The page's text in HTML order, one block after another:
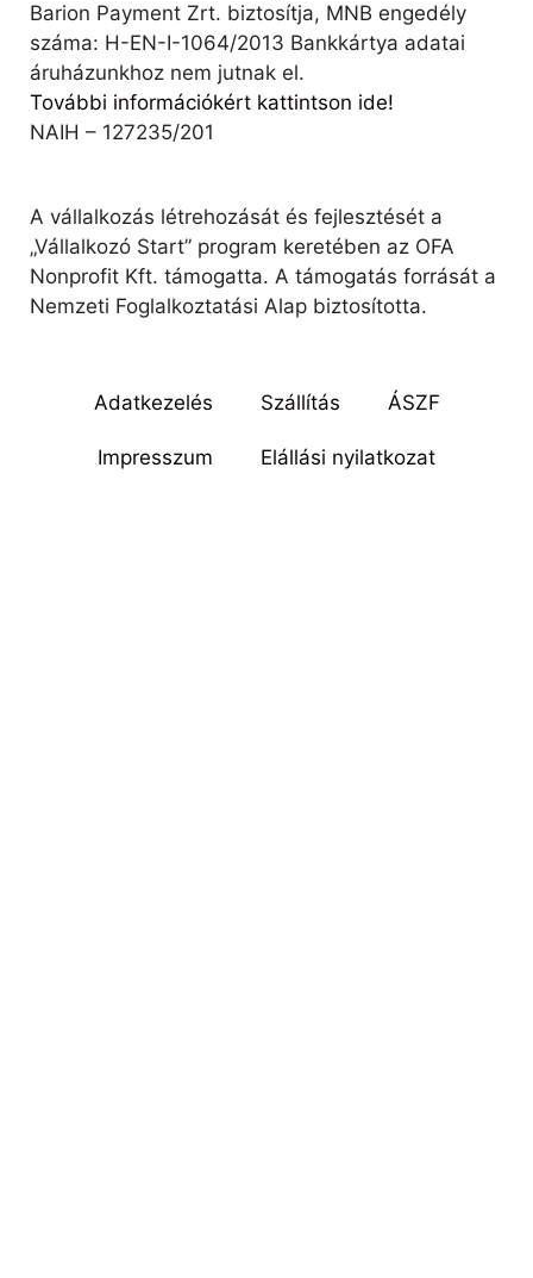
Barion Payment Zrt. biztosítja, MNB engedély
száma: H-EN-I-1064/2013 Bankkártya adatai
áruházunkhoz nem jutnak el.
További információkért kattintson ide!
NAIH – 127235/201
A vállalkozás létrehozását és fejlesztését a
„Vállalkozó Start” program keretében az OFA
Nonprofit Kft. támogatta. A támogatás forrását a
Nemzeti Foglalkoztatási Alap biztosította.
Adatkezelés Szállítás ÁSZF
Impresszum Elállási nyilatkozat